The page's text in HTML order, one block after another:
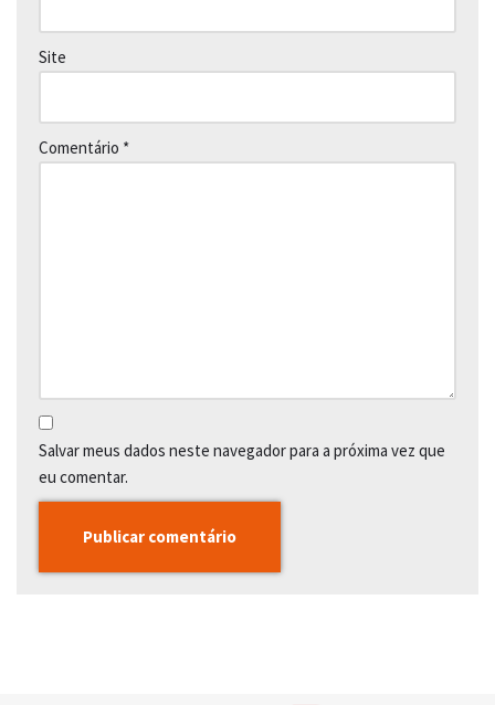
Site
Comentário *
Salvar meus dados neste navegador para a próxima vez que
eu comentar.